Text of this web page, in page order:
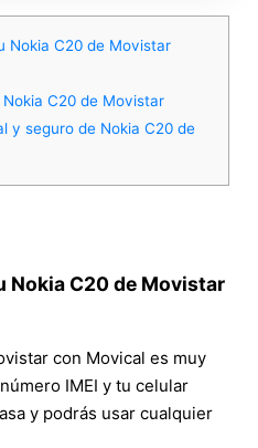
Nokia C20 de Movistar
C20 de Movistar
y seguro de Nokia C20 de
Nokia C20 de Movistar
con Movical es muy
IMEI y tu celular
y podrás usar cualquier